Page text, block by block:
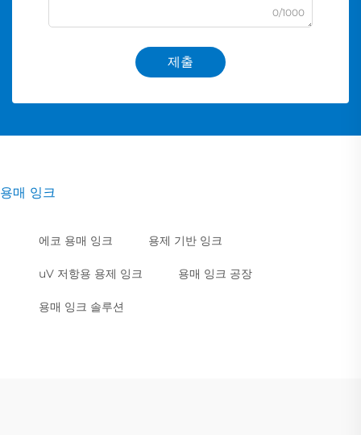
0/1000
제출
용매 잉크
에코 용매 잉크 용제 기반 잉크
uV 저항용 용제 잉크 용매 잉크 공장
용매 잉크 솔루션